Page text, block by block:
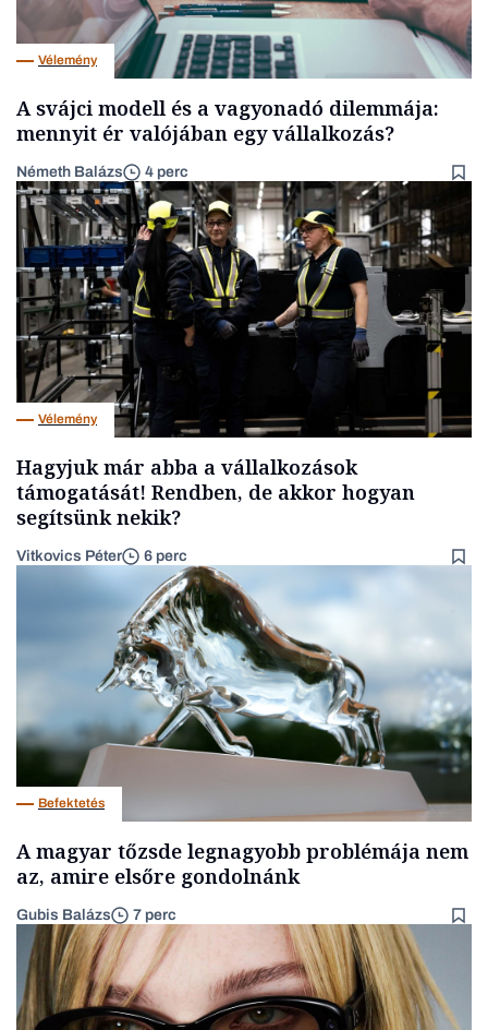
Vélemény
A svájci modell és a vagyonadó dilemmája:
mennyit ér valójában egy vállalkozás?
Németh Balázs 4 perc
Vélemény
Hagyjuk már abba a vállalkozások
támogatását! Rendben, de akkor hogyan
segítsünk nekik?
Vitkovics Péter 6 perc
Befektetés
A magyar tőzsde legnagyobb problémája nem
az, amire elsőre gondolnánk
Gubis Balázs 7 perc